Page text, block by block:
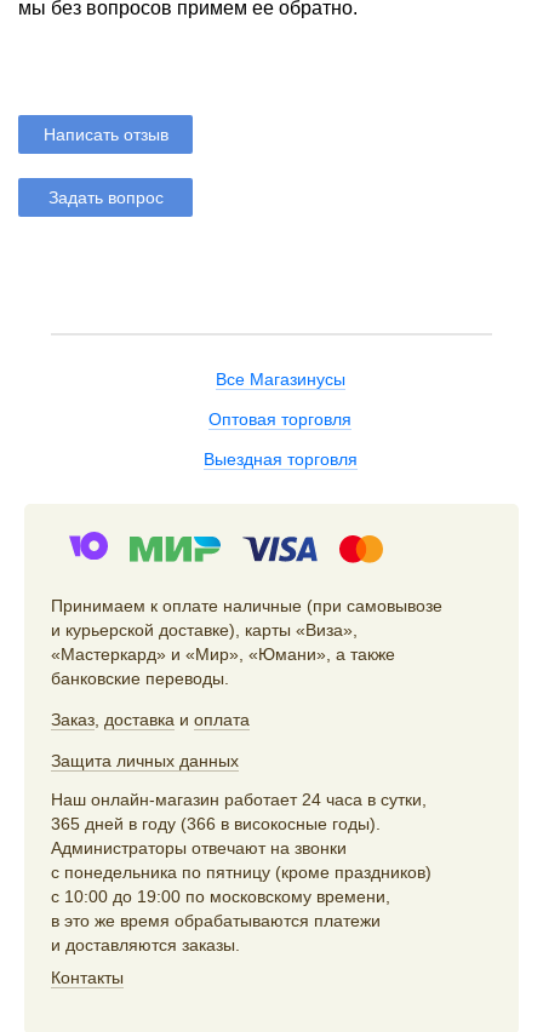
мы без вопросов примем ее обратно.
Написать отзыв
Задать вопрос
Все Магазинусы
Оптовая торговля
Выездная торговля
Принимаем к оплате наличные (при самовывозе
и курьерской доставке), карты «Виза»,
«Мастеркард» и «Мир», «Юмани», а также
банковские переводы.
Заказ доставка и оплата
Защита личных данных
Наш онлайн-магазин работает 24 часа в сутки,
365 дней в году (366 в високосные годы).
Администраторы отвечают на звонки
с понедельника по пятницу (кроме праздников)
с 10:00 до 19:00 по московскому времени,
в это же время обрабатываются платежи
и доставляются заказы.
Контакты